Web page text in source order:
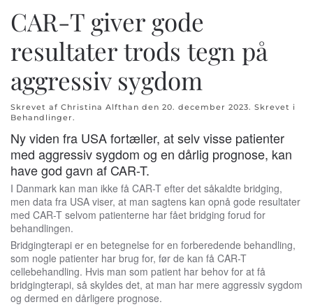
Skip to main content
CAR-T giver gode
resultater trods tegn på
aggressiv sygdom
Skrevet af Christina Alfthan den 20. december 2023. Skrevet i
Behandlinger.
Ny viden fra USA fortæller, at selv visse patienter
med aggressiv sygdom og en dårlig prognose, kan
have god gavn af CAR-T.
I Danmark kan man ikke få CAR-T efter det såkaldte bridging,
men data fra USA viser, at man sagtens kan opnå gode resultater
med CAR-T selvom patienterne har fået bridging forud for
behandlingen.
Bridgingterapi er en betegnelse for en forberedende behandling,
som nogle patienter har brug for, før de kan få CAR-T
cellebehandling. Hvis man som patient har behov for at få
bridgingterapi, så skyldes det, at man har mere aggressiv sygdom
og dermed en dårligere prognose.